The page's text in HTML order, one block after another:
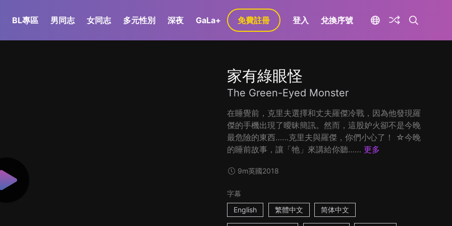
BL專區 男同志 女同志 多元性別 深夜 GaLa+ 免費註冊 登入 兌換序號
家有綠眼怪
The Green-Eyed Monster
在睡覺前，克里夫選擇和丈夫羅傑冷戰，因為他發現羅
傑的手機出現了曖昧簡訊。然而，這股妒火卻不是今晚
最危險的東西……克里夫與羅傑，你們小心了！ ☆今晚
的睡前故事，讓「牠」來講給你聽…… 更多
9m英國2018
字幕
English
繁體中文 简体中文